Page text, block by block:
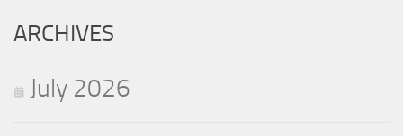
ARCHIVES
July 2026